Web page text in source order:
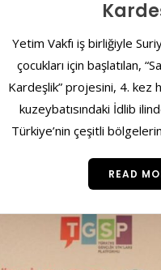
Yetim Vakfı iş birliğiyle
çocukları için başlatılan,
Kardeşlik” projesini, 4. kez
kuzeybatısındaki İdlib
Türkiye’nin çeşitli
READ